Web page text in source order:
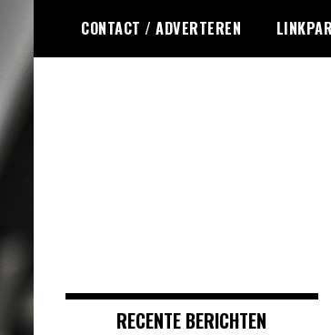
de
inhoud
CONTACT / ADVERTEREN
RECENTE BERICHTEN